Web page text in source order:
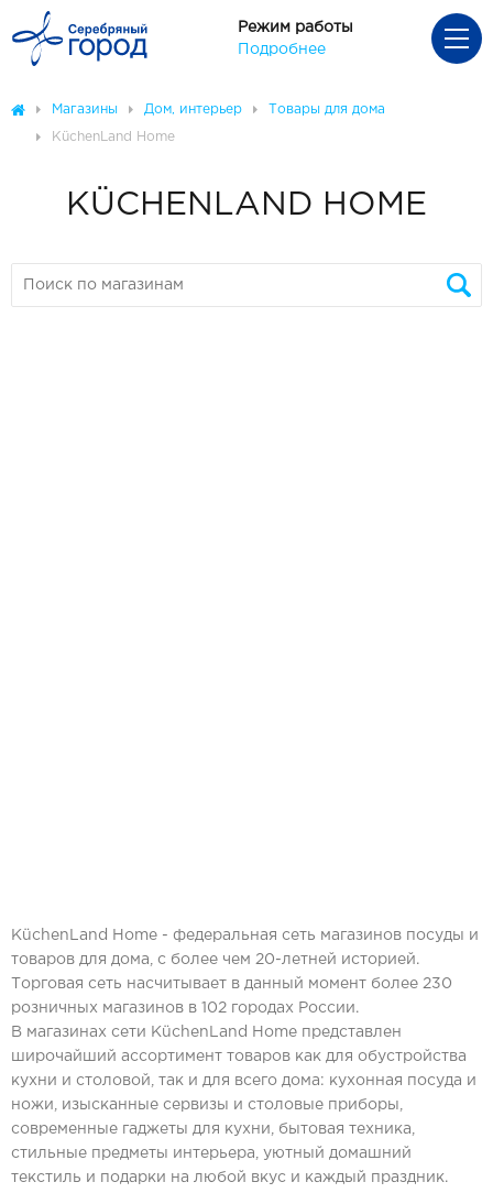
Режим работы
Подробнее
Магазины Дом, интерьер Товары для дома
KüchenLand Home
KÜCHENLAND HOME
KüchenLand Home - федеральная сеть магазинов посуды и
товаров для дома, с более чем 20-летней историей.
Торговая сеть насчитывает в данный момент более 230
розничных магазинов в 102 городах России.
В магазинах сети KüchenLand Home представлен
широчайший ассортимент товаров как для обустройства
кухни и столовой, так и для всего дома: кухонная посуда и
ножи, изысканные сервизы и столовые приборы,
современные гаджеты для кухни, бытовая техника,
стильные предметы интерьера, уютный домашний
текстиль и подарки на любой вкус и каждый праздник.